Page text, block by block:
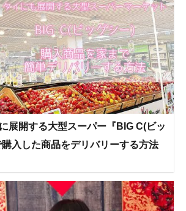
展開する大型スーパー『BIG C(ビッ
入した商品をデリバリーする方法